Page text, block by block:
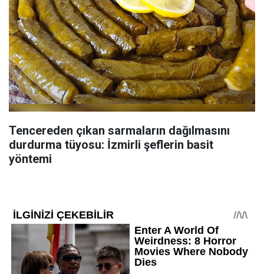
Tencereden çıkan sarmaların dağılmasını
durdurma tüyosu: İzmirli şeflerin basit
yöntemi